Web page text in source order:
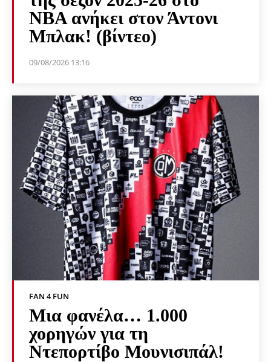
NBA ανήκει στον Άντονι
Μπλακ! (βίντεο)
09/08/2026 13:16
FAN 4 FUN
Μια φανέλα… 1.000
χορηγών για τη
Ντεπορτίβο Μουνισιπάλ!